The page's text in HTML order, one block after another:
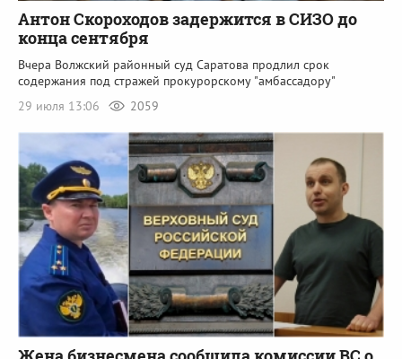
Антон Скороходов задержится в СИЗО до
конца сентября
Вчера Волжский районный суд Саратова продлил срок
содержания под стражей прокурорскому "амбассадору"
29 июля 13:06
2059